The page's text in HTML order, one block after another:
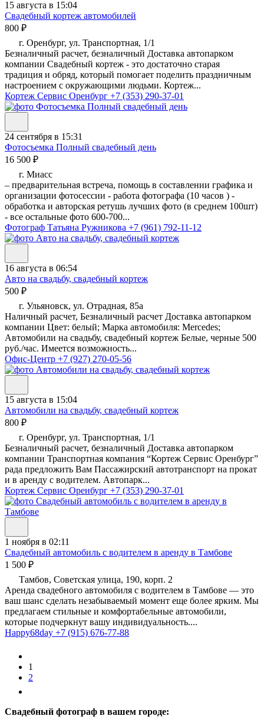
15 августа в 15:04
Свадебный кортеж автомобилей
800 ₽
г. Оренбург, ул. Транспортная, 1/1
Безналичный расчет, безналичный Доставка автопарком
компании Свадебный кортеж - это достаточно старая
традиция и обряд, который помогает поделить праздничным
настроением с окружающими людьми. Кортеж...
Кортеж Сервис Оренбург +7 (353) 290-37-01
24 сентября в 15:31
Фотосъемка Полный свадебный день
16 500 ₽
г. Миасс
– предварительная встреча, помощь в составлении графика и
организации фотосессии - работа фотографа (10 часов ) -
обработка и авторская ретушь лучших фото (в среднем 100шт)
- все остальные фото 600-700...
Фотограф Татьяна Ружникова +7 (961) 792-11-12
16 августа в 06:54
Авто на свадьбу, свадебный кортеж
500 ₽
г. Ульяновск, ул. Отрадная, 85а
Наличный расчет, Безналичный расчет Доставка автопарком
компании Цвет: белый; Марка автомобиля: Mercedes;
Автомобили на свадьбу, свадебный кортеж Белые, черные 500
руб./час. Имеется возможность...
Офис-Центр +7 (927) 270-05-56
15 августа в 15:04
Автомобили на свадьбу, свадебный кортеж
800 ₽
г. Оренбург, ул. Транспортная, 1/1
Безналичный расчет, безналичный Доставка автопарком
компании Транспортная компания “Кортеж Сервис Оренбург”
рада предложить Вам Пассажирский автотранспорт на прокат
и в аренду с водителем. Автопарк...
Кортеж Сервис Оренбург +7 (353) 290-37-01
1 ноября в 02:11
Свадебный автомобиль с водителем в аренду в Тамбове
1 500 ₽
Тамбов, Советская улица, 190, корп. 2
Аренда свадебного автомобиля с водителем в Тамбове — это
ваш шанс сделать незабываемый момент еще более ярким. Мы
предлагаем стильные и комфортабельные автомобили,
которые подчеркнут вашу индивидуальность....
Happy68day +7 (915) 676-77-88
1
2
Свадебный фотограф в вашем городе: